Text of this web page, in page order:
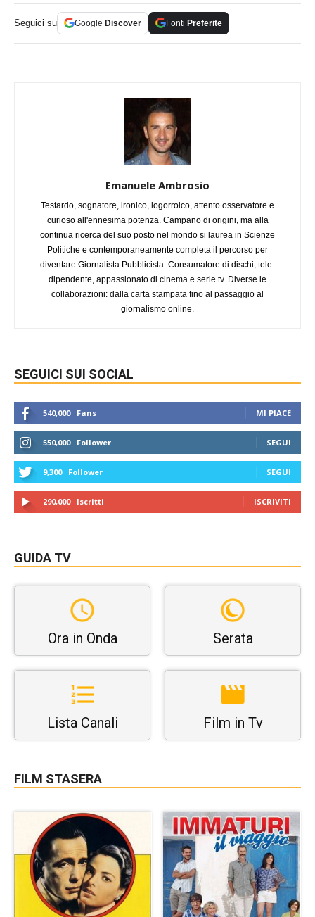
Seguici su Google Discover Fonti Preferite
Emanuele Ambrosio
Testardo, sognatore, ironico, logorroico, attento osservatore e
curioso all'ennesima potenza. Campano di origini, ma alla
continua ricerca del suo posto nel mondo si laurea in Scienze
Politiche e contemporaneamente completa il percorso per
diventare Giornalista Pubblicista. Consumatore di dischi, tele-
dipendente, appassionato di cinema e serie tv. Diverse le
collaborazioni: dalla carta stampata fino al passaggio al
giornalismo online.
SEGUICI SUI SOCIAL
540,000 Fans MI PIACE
550,000 Follower SEGUI
9,300 Follower SEGUI
290,000 Iscritti ISCRIVITI
GUIDA TV
Ora in Onda Serata
Lista Canali Film in Tv
FILM STASERA